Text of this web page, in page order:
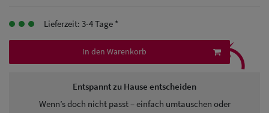
Schutz Caps
Lieferzeit: 3-4 Tage *
In den Warenkorb
Entspannt zu Hause entscheiden
Wenn’s doch nicht passt – einfach umtauschen oder
⤹